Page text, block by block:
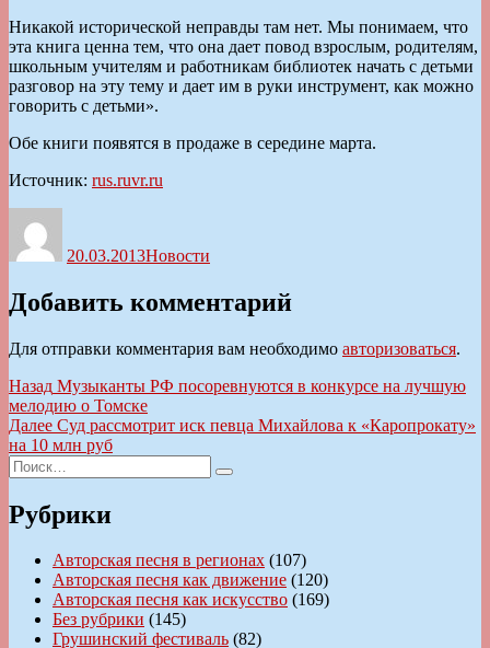
Никакой исторической неправды там нет. Мы понимаем, что
эта книга ценна тем, что она дает повод взрослым, родителям,
школьным учителям и работникам библиотек начать с детьми
разговор на эту тему и дает им в руки инструмент, как можно
говорить с детьми».
Обе книги появятся в продаже в середине марта.
Источник: rus.ruvr.ru
20.03.2013Новости
Добавить комментарий
Для отправки комментария вам необходимо авторизоваться.
Навигация
по
записям
Назад Предыдущая
запись:
Музыканты РФ посоревнуются в конкурсе на лучшую
мелодию о Томске
Далее Следующая
запись:
Суд рассмотрит иск певца Михайлова к «Каропрокату»
на 10 млн руб
Искать:
Поиск
Рубрики
Авторская песня в регионах (107)
Авторская песня как движение (120)
Авторская песня как искусство (169)
Без рубрики (145)
Грушинский фестиваль (82)